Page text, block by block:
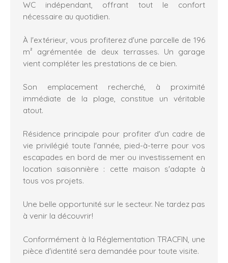
WC indépendant, offrant tout le confort
nécessaire au quotidien.
À l'extérieur, vous profiterez d'une parcelle de 196
m² agrémentée de deux terrasses. Un garage
vient compléter les prestations de ce bien.
Son emplacement recherché, à proximité
immédiate de la plage, constitue un véritable
atout.
Résidence principale pour profiter d'un cadre de
vie privilégié toute l'année, pied-à-terre pour vos
escapades en bord de mer ou investissement en
location saisonnière : cette maison s'adapte à
tous vos projets.
Une belle opportunité sur le secteur. Ne tardez pas
à venir la découvrir!
Conformément à la Réglementation TRACFIN, une
pièce d'identité sera demandée pour toute visite.